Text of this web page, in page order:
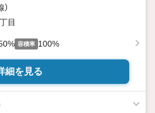
目
容積率 100%
細を見る